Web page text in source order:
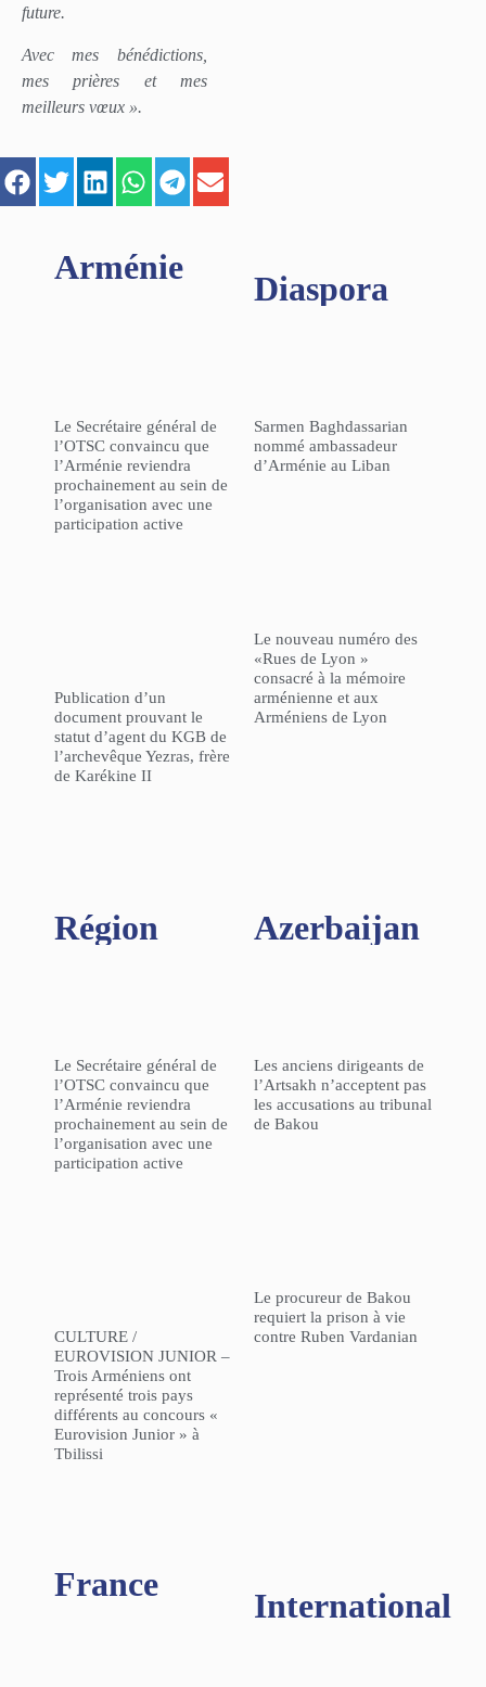
future.
Avec mes bénédictions,
mes prières et mes
meilleurs vœux ».
Arménie
Le Secrétaire général de
l’OTSC convaincu que
l’Arménie reviendra
prochainement au sein de
l’organisation avec une
participation active
Publication d’un
document prouvant le
statut d’agent du KGB de
l’archevêque Yezras, frère
de Karékine II
Diaspora
Sarmen Baghdassarian
nommé ambassadeur
d’Arménie au Liban
Le nouveau numéro des
«Rues de Lyon »
consacré à la mémoire
arménienne et aux
Arméniens de Lyon
Région​
Le Secrétaire général de
l’OTSC convaincu que
l’Arménie reviendra
prochainement au sein de
l’organisation avec une
participation active
CULTURE /
EUROVISION JUNIOR –
Trois Arméniens ont
représenté trois pays
différents au concours «
Eurovision Junior » à
Tbilissi
Azerbaijan
Les anciens dirigeants de
l’Artsakh n’acceptent pas
les accusations au tribunal
de Bakou
Le procureur de Bakou
requiert la prison à vie
contre Ruben Vardanian
France
International